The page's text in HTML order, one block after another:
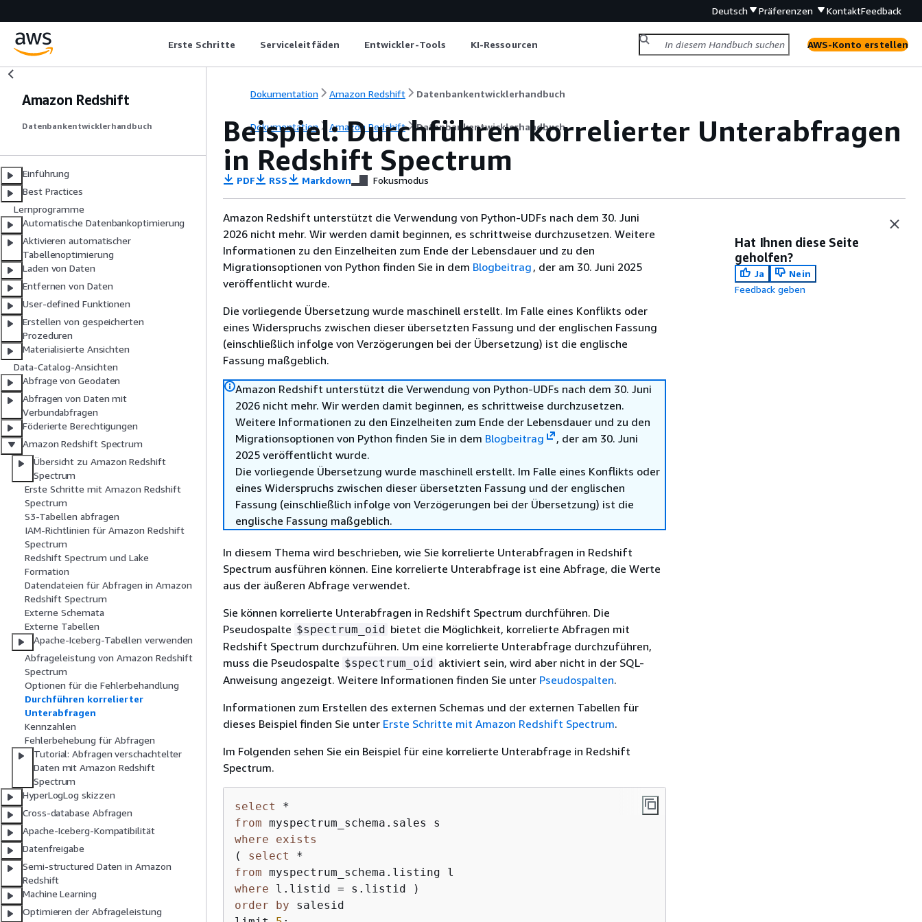
Deutsch Präferenzen KontaktFeedback
Erste Schritte Serviceleitfäden Entwickler-Tools KI-Ressourcen AWS-Konto erstellen
Amazon Redshift
Datenbankentwicklerhandbuch
Einführung
Best Practices
Lernprogramme
Automatische Datenbankoptimierung
Aktivieren automatischer
Tabellenoptimierung
Laden von Daten
Entfernen von Daten
User-defined Funktionen
Erstellen von gespeicherten
Prozeduren
Materialisierte Ansichten
Data-Catalog-Ansichten
Abfrage von Geodaten
Abfragen von Daten mit
Verbundabfragen
Föderierte Berechtigungen
Amazon Redshift Spectrum
Übersicht zu Amazon Redshift
Spectrum
Erste Schritte mit Amazon Redshift
Spectrum
S3-Tabellen abfragen
IAM-Richtlinien für Amazon Redshift
Spectrum
Redshift Spectrum und Lake
Formation
Datendateien für Abfragen in Amazon
Redshift Spectrum
Externe Schemata
Externe Tabellen
Apache-Iceberg-Tabellen verwenden
Abfrageleistung von Amazon Redshift
Spectrum
Optionen für die Fehlerbehandlung
Durchführen korrelierter
Unterabfragen
Kennzahlen
Fehlerbehebung für Abfragen
Tutorial: Abfragen verschachtelter
Daten mit Amazon Redshift
Spectrum
HyperLogLog skizzen
Cross-database Abfragen
Apache-Iceberg-Kompatibilität
Datenfreigabe
Semi-structured Daten in Amazon
Redshift
Machine Learning
Optimieren der Abfrageleistung
Dokumentation Amazon Redshift Datenbankentwicklerhandbuch
Dokumentation Amazon Redshift Datenbankentwicklerhandbuch
Beispiel: Durchführen korrelierter Unterabfragen
in Redshift Spectrum
PDF RSS Markdown Fokusmodus
Amazon Redshift unterstützt die Verwendung von Python-UDFs nach dem 30. Juni
2026 nicht mehr. Wir werden damit beginnen, es schrittweise durchzusetzen. Weitere
Informationen zu den Einzelheiten zum Ende der Lebensdauer und zu den
Migrationsoptionen von Python finden Sie in dem Blogbeitrag , der am 30. Juni 2025
veröffentlicht wurde.
Die vorliegende Übersetzung wurde maschinell erstellt. Im Falle eines Konflikts oder
eines Widerspruchs zwischen dieser übersetzten Fassung und der englischen Fassung
(einschließlich infolge von Verzögerungen bei der Übersetzung) ist die englische
Fassung maßgeblich.
Amazon Redshift unterstützt die Verwendung von Python-UDFs nach dem 30. Juni
2026 nicht mehr. Wir werden damit beginnen, es schrittweise durchzusetzen.
Weitere Informationen zu den Einzelheiten zum Ende der Lebensdauer und zu den
Migrationsoptionen von Python finden Sie in dem Blogbeitrag
, der am 30. Juni
2025 veröffentlicht wurde.
Die vorliegende Übersetzung wurde maschinell erstellt. Im Falle eines Konflikts oder
eines Widerspruchs zwischen dieser übersetzten Fassung und der englischen
Fassung (einschließlich infolge von Verzögerungen bei der Übersetzung) ist die
englische Fassung maßgeblich.
In diesem Thema wird beschrieben, wie Sie korrelierte Unterabfragen in Redshift
Spectrum ausführen können. Eine korrelierte Unterabfrage ist eine Abfrage, die Werte
aus der äußeren Abfrage verwendet.
Sie können korrelierte Unterabfragen in Redshift Spectrum durchführen. Die
Pseudospalte $spectrum_oid bietet die Möglichkeit, korrelierte Abfragen mit
Redshift Spectrum durchzuführen. Um eine korrelierte Unterabfrage durchzuführen,
muss die Pseudospalte $spectrum_oid aktiviert sein, wird aber nicht in der SQL-
Anweisung angezeigt. Weitere Informationen finden Sie unter Pseudospalten.
Informationen zum Erstellen des externen Schemas und der externen Tabellen für
dieses Beispiel finden Sie unter Erste Schritte mit Amazon Redshift Spectrum.
Im Folgenden sehen Sie ein Beispiel für eine korrelierte Unterabfrage in Redshift
Spectrum.
select
*
from
where
exists
( select
*
from
where l.listid =
order
by salesid
Hat Ihnen diese Seite
geholfen?
Ja
Nein
Feedback geben